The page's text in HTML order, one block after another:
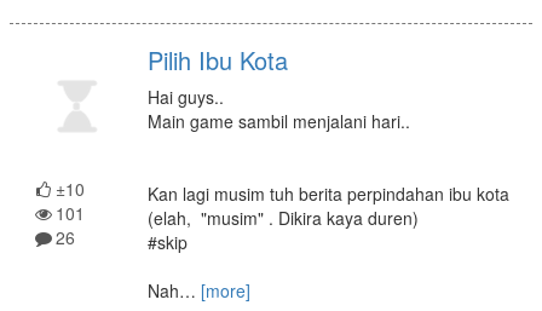
±10
101
26
Pilih Ibu Kota
Hai guys..
Main game sambil menjalani hari..
Kan lagi musim tuh berita perpindahan ibu kota
(elah, "musim" . Dikira kaya duren)
#skip
Nah… [more]